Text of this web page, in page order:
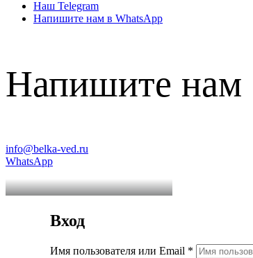
Наш Telegram
Напишите нам в WhatsApp
Напишите нам
info@belka-ved.ru
WhatsApp
Вход
Имя пользователя или Email * Обязательно